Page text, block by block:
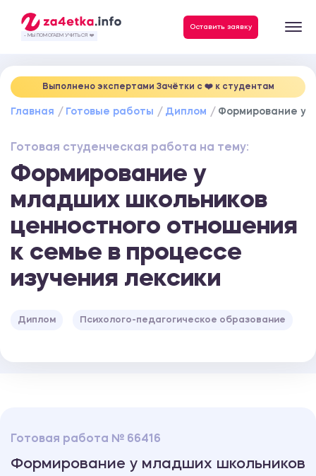
- МЫ ПОМОГАЕМ УЧИТЬСЯ ❤️
Оставить заявку
Выполнено экспертами Зачётки c ❤️ к студентам
Главная Готовые работы Диплом Формирование у
Готовая студенческая работа на тему:
Формирование у
младших школьников
ценностного отношения
к семье в процессе
изучения лексики
Диплом Психолого-педагогическое образование
Готовая работа № 66416
Формирование у младших школьников